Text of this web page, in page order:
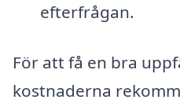
efterfrågan.
För att få en bra
kostnaderna